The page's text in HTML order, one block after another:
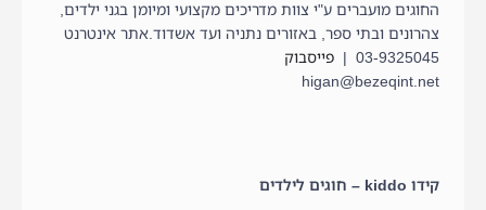
החוגים מועברים ע"י צוות מדריכים מקצועי ומיומן בגני ילדים,
צהרונים ובתי ספר, באזורים נתניה ועד אשדוד.אתר אינטרנט
03-9325045 |
פייסבוק
higan@bezeqint.net
קידו kiddo – חוגים לילדים